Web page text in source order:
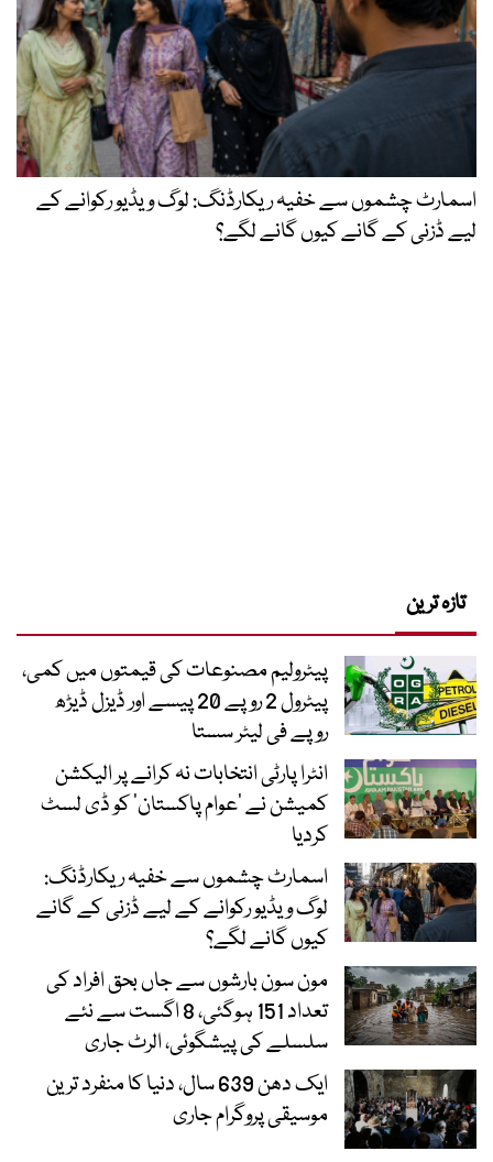
اسمارٹ چشموں سے خفیہ ریکارڈنگ: لوگ ویڈیو رکوانے کے
لیے ڈزنی کے گانے کیوں گانے لگے؟
تازہ ترین
پیٹرولیم مصنوعات کی قیمتوں میں کمی،
پیٹرول 2 روپے 20 پیسے اور ڈیزل ڈیڑھ
روپے فی لیٹر سستا
انٹرا پارٹی انتخابات نہ کرانے پر الیکشن
کمیشن نے ’عوام پاکستان‘ کو ڈی لسٹ
کردیا
اسمارٹ چشموں سے خفیہ ریکارڈنگ:
لوگ ویڈیو رکوانے کے لیے ڈزنی کے گانے
کیوں گانے لگے؟
مون سون بارشوں سے جاں بحق افراد کی
تعداد 151 ہوگئی، 8 اگست سے نئے
سلسلے کی پیشگوئی، الرٹ جاری
ایک دھن 639 سال، دنیا کا منفرد ترین
موسیقی پروگرام جاری